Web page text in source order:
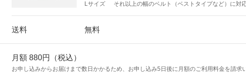
Lサイズ
それ以上の幅のベルト（ベストタイプなど）に対
送料 無料
月額 880円（税込）
お申し込みからお届けまで数日かかるため、お申し込み5日後に月額のご利用料金を請求